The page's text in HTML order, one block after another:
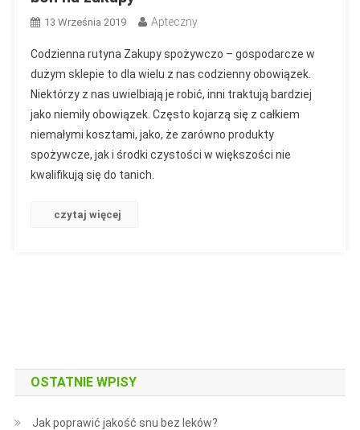
13 Września 2019 Apteczny
Codzienna rutyna Zakupy spożywczo – gospodarcze w
dużym sklepie to dla wielu z nas codzienny obowiązek.
Niektórzy z nas uwielbiają je robić, inni traktują bardziej
jako niemiły obowiązek. Często kojarzą się z całkiem
niemałymi kosztami, jako, że zarówno produkty
spożywcze, jak i środki czystości w większości nie
kwalifikują się do tanich.
czytaj więcej
OSTATNIE WPISY
Jak poprawić jakość snu bez leków?